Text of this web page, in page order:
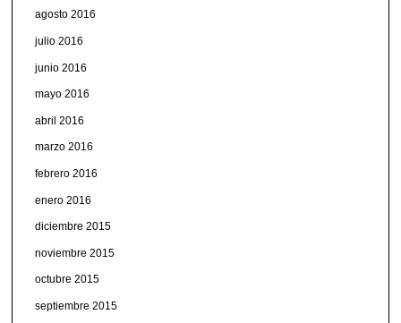
agosto 2016
julio 2016
junio 2016
mayo 2016
abril 2016
marzo 2016
febrero 2016
enero 2016
diciembre 2015
noviembre 2015
octubre 2015
septiembre 2015